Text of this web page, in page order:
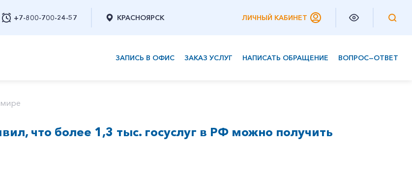
+7-800-700-24-57
Заказать обратный звонок
КРАСНОЯРСК ЛИЧНЫЙ КАБИНЕТ
ЗАПИСЬ В ОФИС ЗАКАЗ УСЛУГ НАПИСАТЬ ОБРАЩЕНИЕ ВОПРОС—ОТВЕТ
мире
что более 1,3 тыс. госуслуг в РФ можно получить